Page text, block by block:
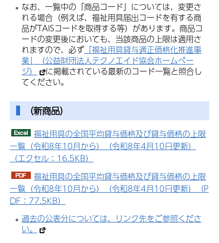
なお、一覧中の「商品コード」については、変更さ
れる場合（例えば、福祉用具届出コードを有する商
品がTAISコードを取得する等）があります。商品コ
ードの変更後においても、当該商品の上限は適用さ
れますので、必ず「福祉用具貸与適正価格化推進事
業」（公益財団法人テクノエイド協会ホームペー
ジ）
に掲載されている最新のコード一覧と照合し
てください。
（新商品）
福祉用具の全国平均貸与価格及び貸与価格の上限
一覧（令和8年10月から）（令和8年4月10日更新）
（エクセル：16.5KB）
福祉用具の全国平均貸与価格及び貸与価格の上限
一覧（令和8年10月から）（令和8年4月10日更新）（P
DF：77.5KB）
過去の公表分については、リンク先をご参照くださ
い。